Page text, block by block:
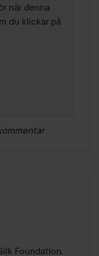
när denna
du klickar på
Foundation,